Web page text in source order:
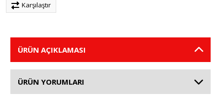
Karşılaştır
ÜRÜN AÇIKLAMASI
ÜRÜN YORUMLARI